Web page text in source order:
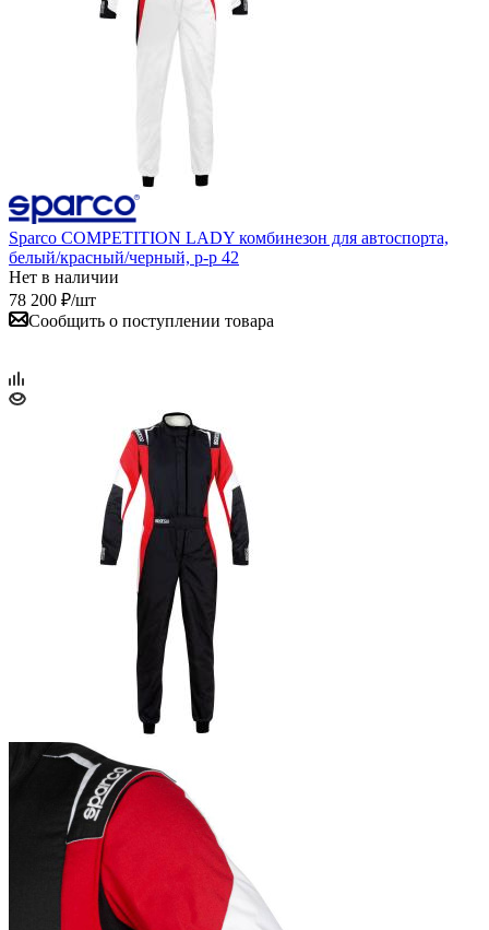
Sparco COMPETITION LADY комбинезон для автоспорта,
белый/красный/черный, р-р 42
Нет в наличии
78 200 ₽/шт
Сообщить о поступлении товара